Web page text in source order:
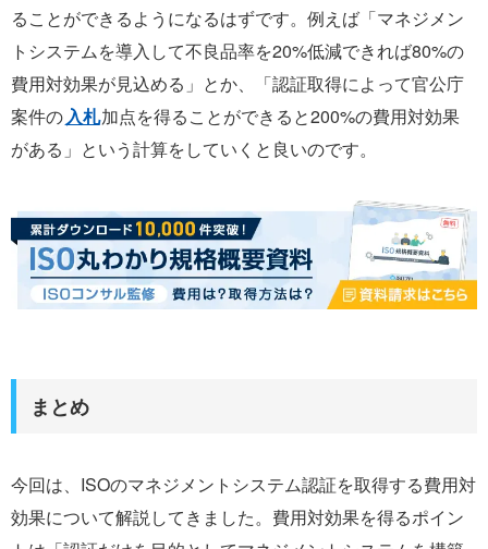
ることができるようになるはずです。例えば「マネジメン
トシステムを導入して不良品率を20%低減できれば80%の
費用対効果が見込める」とか、「認証取得によって官公庁
案件の入札加点を得ることができると200%の費用対効果
がある」という計算をしていくと良いのです。
まとめ
今回は、ISOのマネジメントシステム認証を取得する費用対
効果について解説してきました。費用対効果を得るポイン